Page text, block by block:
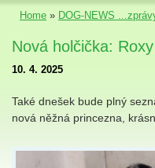
Home » DOG-NEWS
Nová holčička: Roxy
10. 4. 2025
Také dnešek bude plný
nová něžná princezna,